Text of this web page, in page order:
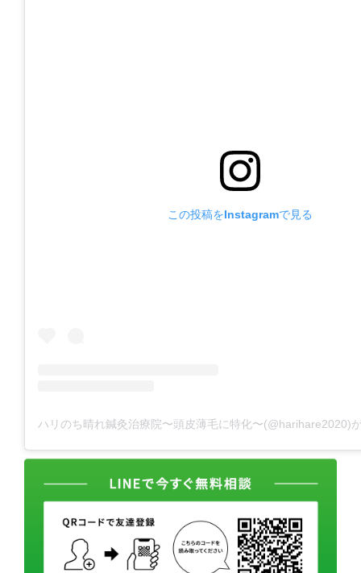
この投稿をInstagramで見る
ハリのち晴れ鍼灸治療院〜頭皮薄毛に特化〜(@harihare2020)